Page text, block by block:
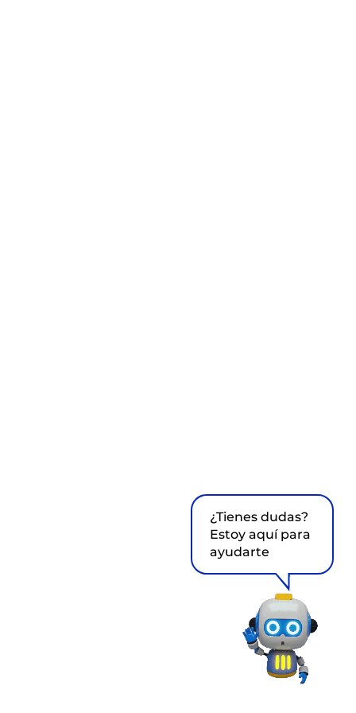
¿Tienes dudas?
Estoy aquí para
ayudarte